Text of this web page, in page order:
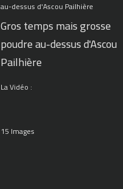
Gros temps mais grosse
poudre au-dessus d'Ascou
Pailhière
La Vidéo :
15 Images